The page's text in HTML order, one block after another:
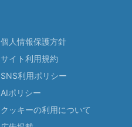
個人情報保護方針
サイト利用規約
SNS利用ポリシー
AIポリシー
クッキーの利用について